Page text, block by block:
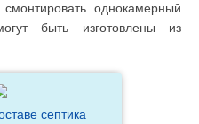
однокамерный
быть изготовлены из
септика